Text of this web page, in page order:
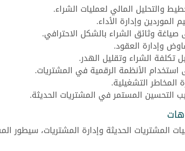
والتحليل المالي لعمليات الشراء.
الموردين وإدارة الأداء.
صياغة وثائق الشراء بالشكل الاحترافي.
وإدارة العقود.
تكلفة الشراء وتقليل الهدر.
استخدام الأنظمة الرقمية في المشتريات.
المخاطر التشغيلية.
التحسين المستمر في المشتريات الحديثة.
المشتريات الحديثة وإدارة المشتريات، سيطور